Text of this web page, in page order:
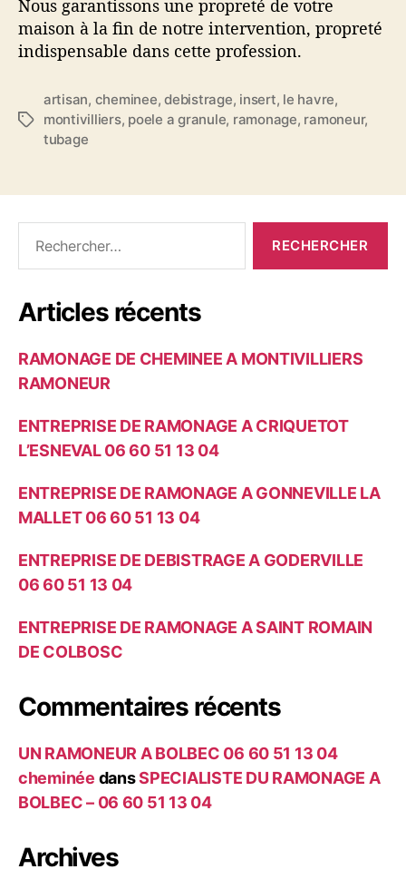
Nous garantissons une propreté de votre
maison à la fin de notre intervention, propreté
indispensable dans cette profession.
É
u
e
artisan, cheminee,debistrage, insert, le havre,
montivilliers, poele a granule, ramonage, ramoneur,
tubage
c
h
Articles récents
RAMONAGE DE CHEMINEE A MONTIVILLIERS
RAMONEUR
ENTREPRISE DE RAMONAGE A CRIQUETOT
L’ESNEVAL 06 60 51 13 04
ENTREPRISE DE RAMONAGE A GONNEVILLE LA
MALLET 06 60 51 13 04
ENTREPRISE DE DEBISTRAGE A GODERVILLE
06 60 51 13 04
ENTREPRISE DE RAMONAGE A SAINT ROMAIN
DE COLBOSC
Commentaires récents
UN RAMONEUR A BOLBEC 06 60 51 13 04
cheminée dansSPECIALISTE DU RAMONAGE A
BOLBEC – 06 60 51 13 04
Archives